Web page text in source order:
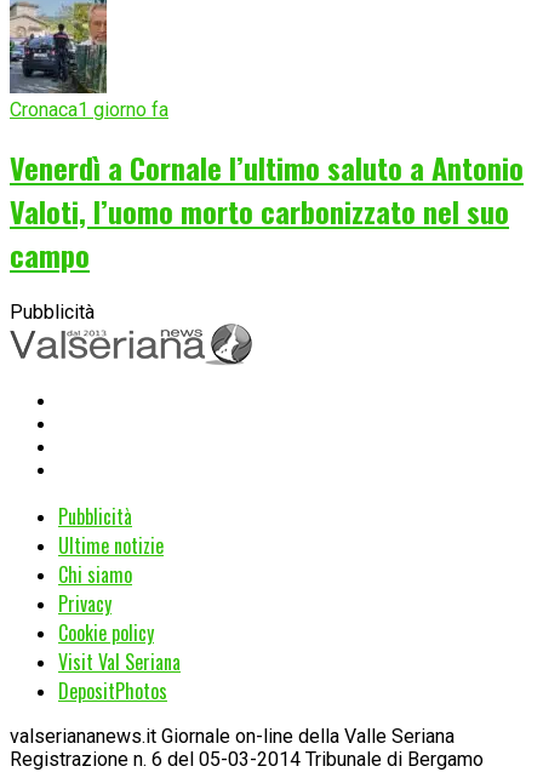
Cronaca1 giorno fa
Venerdì a Cornale l’ultimo saluto a Antonio
Valoti, l’uomo morto carbonizzato nel suo
campo
Pubblicità
Pubblicità
Ultime notizie
Chi siamo
Privacy
Cookie policy
Visit Val Seriana
DepositPhotos
valseriananews.it Giornale on-line della Valle Seriana
Registrazione n. 6 del 05-03-2014 Tribunale di Bergamo